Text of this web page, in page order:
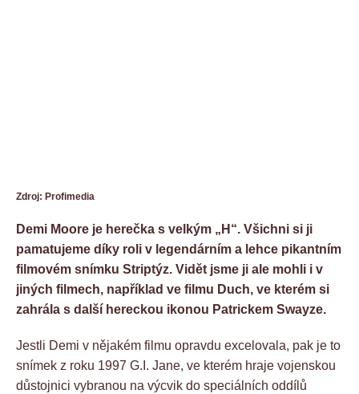
Zdroj: Profimedia
Demi Moore je herečka s velkým „H“. Všichni si ji
pamatujeme díky roli v legendárním a lehce pikantním
filmovém snímku Striptýz. Vidět jsme ji ale mohli i v
jiných filmech, například ve filmu Duch, ve kterém si
zahrála s další hereckou ikonou Patrickem Swayze.
Jestli Demi v nějakém filmu opravdu excelovala, pak je to
snímek z roku 1997 G.I. Jane, ve kterém hraje vojenskou
důstojnici vybranou na výcvik do speciálních oddílů